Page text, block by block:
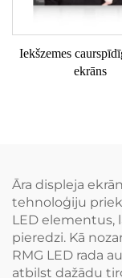
Iekšzemes
ekrāns
Āra displeja
tehnoloģiju
LED elementus,
pieredzi. Kā
RMG LED rada
atbilst dažādu